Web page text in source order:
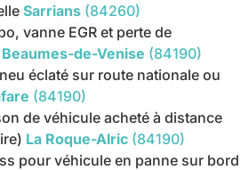
Sarrians (84260)
vanne EGR et perte de
Beaumes-de-Venise (84190)
éclaté sur route nationale ou
(84190)
de véhicule acheté à distance
La Roque-Alric (84190)
pour véhicule en panne sur bord